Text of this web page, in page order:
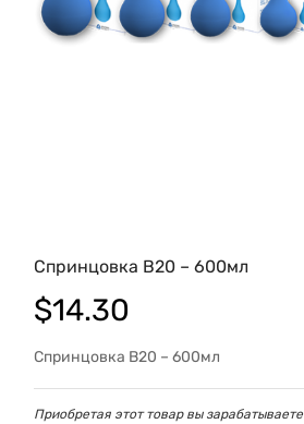
Спринцовка B20 – 600мл
$14.30
Спринцовка B20 – 600мл
Приобретая этот товар вы зарабатываете